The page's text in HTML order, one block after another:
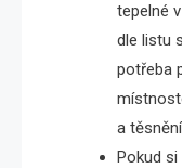
tepelné
dle listu
potřeba
a
Pokud